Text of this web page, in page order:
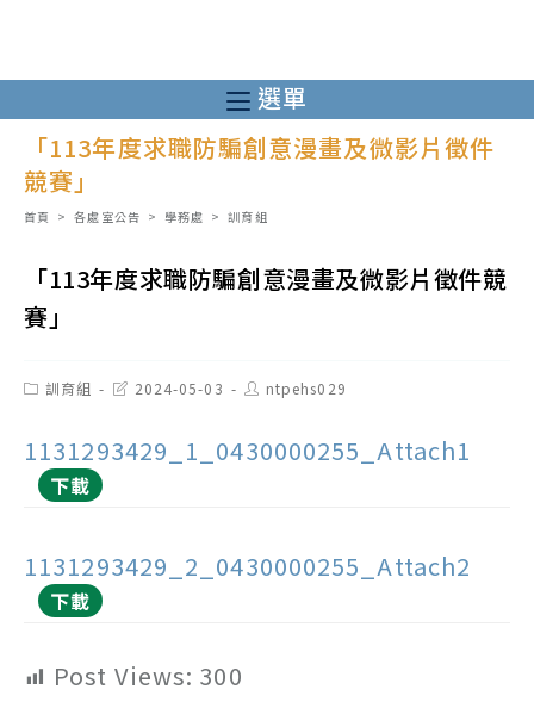
至
主
選單
「113年度求職防騙創意漫畫及微影片徵件
競賽」
首頁 > 各處室公告 > 學務處 > 訓育組
「113年度求職防騙創意漫畫及微影片徵件競
賽」
Post訓育組
Post2024-05-03
Post
author:
ntpehs029
1131293429_1_0430000255_Attach1
下載
1131293429_2_0430000255_Attach2
下載
Post Views: 300